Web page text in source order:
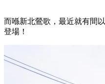
而喺新北鶯歌，最近就有間以
登場！